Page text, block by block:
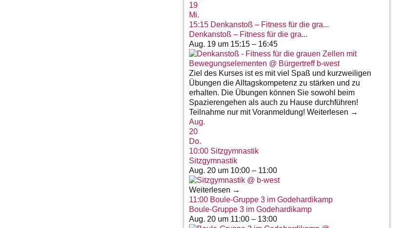
19
Mi.
15:15 Denkanstoß – Fitness für die gra...
Denkanstoß – Fitness für die gra...
Aug. 19 um 15:15 – 16:45
Ziel des Kurses ist es mit viel Spaß und kurzweiligen
Übungen die Alltagskompetenz zu stärken und zu
erhalten. Die Übungen können Sie sowohl beim
Spazierengehen als auch zu Hause durchführen!
Teilnahme nur mit Voranmeldung! Weiterlesen →
Aug.
20
Do.
10:00 Sitzgymnastik
Sitzgymnastik
Aug. 20 um 10:00 – 11:00
Weiterlesen →
11:00 Boule-Gruppe 3 im Godehardikamp
Boule-Gruppe 3 im Godehardikamp
Aug. 20 um 11:00 – 13:00